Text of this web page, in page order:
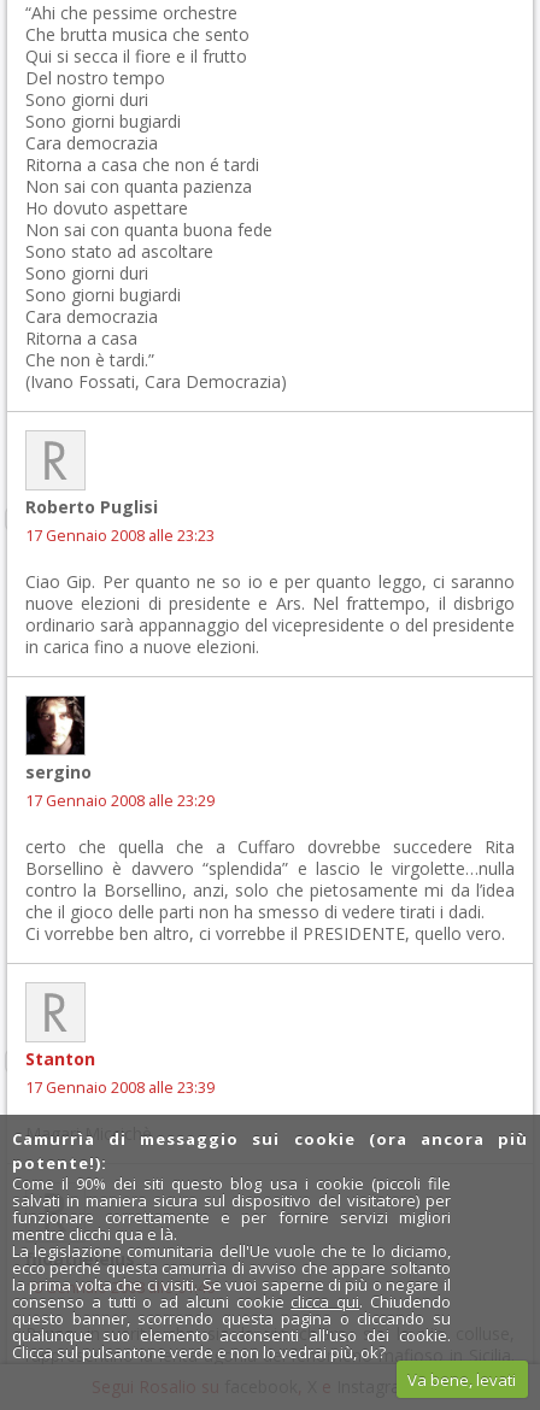
“Ahi che pessime orchestre
Che brutta musica che sento
Qui si secca il fiore e il frutto
Del nostro tempo
Sono giorni duri
Sono giorni bugiardi
Cara democrazia
Ritorna a casa che non é tardi
Non sai con quanta pazienza
Ho dovuto aspettare
Non sai con quanta buona fede
Sono stato ad ascoltare
Sono giorni duri
Sono giorni bugiardi
Cara democrazia
Ritorna a casa
Che non è tardi.”
(Ivano Fossati, Cara Democrazia)
Roberto Puglisi
17 Gennaio 2008 alle 23:23
Ciao Gip. Per quanto ne so io e per quanto leggo, ci saranno
nuove elezioni di presidente e Ars. Nel frattempo, il disbrigo
ordinario sarà appannaggio del vicepresidente o del presidente
in carica fino a nuove elezioni.
sergino
17 Gennaio 2008 alle 23:29
certo che quella che a Cuffaro dovrebbe succedere Rita
Borsellino è davvero “splendida” e lascio le virgolette…nulla
contro la Borsellino, anzi, solo che pietosamente mi da l’idea
che il gioco delle parti non ha smesso di vedere tirati i dadi.
Ci vorrebbe ben altro, ci vorrebbe il PRESIDENTE, quello vero.
Stanton
17 Gennaio 2008 alle 23:39
Magari Miccichè….
filoatheleius
18 Gennaio 2008 alle 01:46
Penso in verità che sia le vie chiare, sia le vie colluse,
rappresentino la lenta agonia del fenomeno mafioso in Sicilia.
Tuttavia preferisco le prime alle seconde per vocazione. Non
ho idea se il presidente Cuffaro sia innocente o colpevole
x
Instagram
Camurrìa di messaggio sui cookie (ora ancora più
potente!):
Come il 90% dei siti questo blog usa i cookie (piccoli file
salvati in maniera sicura sul dispositivo del visitatore) per
funzionare correttamente e per fornire servizi migliori
mentre clicchi qua e là.
La legislazione comunitaria dell'Ue vuole che te lo diciamo,
ecco perché questa camurrìa di avviso che appare soltanto
la prima volta che ci visiti. Se vuoi saperne di più o negare il
consenso a tutti o ad alcuni cookie clicca qui. Chiudendo
questo banner, scorrendo questa pagina o cliccando su
qualunque suo elemento acconsenti all'uso dei cookie.
Clicca sul pulsantone verde e non lo vedrai più, ok?
Va bene, levati